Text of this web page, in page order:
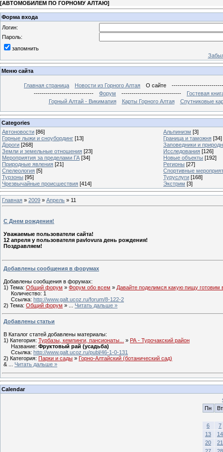
[АВТОМОБИЛЕМ ПО ГОРНОМУ АЛТАЮ]
Форма входа
Логин:
Пароль:
запомнить
Меню сайта
Главная страница Новости из Горного Алтая О сайте
------------------------------
Форум ------------------------------
Гостевая
Горный Алтай - Викимапия
Карты Горного Алтая Спутниковые
Categories
Автоновости [86] Альпинизм [3]
Горные лыжи и сноубординг [13] Граница и таможня [34]
Дороги [268]
Заповедники и
Земли и земельные отношения [23] Исследования [126]
Мероприятия за пределами ГА [34] Новые объекты [192]
Природные явления [21] Регионы [27]
Спелеология [5]
Спортивные
Турзоны [95] Туруслуги [168]
Чрезвычайные происшествия [414] Экстрим [3]
Главная » 2009 » Апрель » 11
С Днем рождения!
Уважаемые пользователи сайта!
12 апреля у пользователя pavlovura день рождения!
Поздравляем!
Добавлены сообщения в форумах
Добавлены сообщения в форумах:
1) Тема: Общий форум » Форум обо всем » Давайте поделимся какую пищу готовим
Количество: 1
Ссылка: http://www.galt.ucoz.ru/forum/8-122-2
2) Тема: Общий форум » Читать дальше »
Добавлены статьи
В Каталог статей добавлены материалы:
1) Категория: Турбазы, кемпинги, пансионаты... » РА - Турочакский район
Название: Фруктовый рай (усадьба)
Ссылка: http://www.galt.ucoz.ru/publ/46-1-0-131
2) Категория: Парки и сады » Горно-Алтайский (ботанический сад)
&
Читать дальше »
Calendar
Пн
Вт
6
7
13
14
20
21